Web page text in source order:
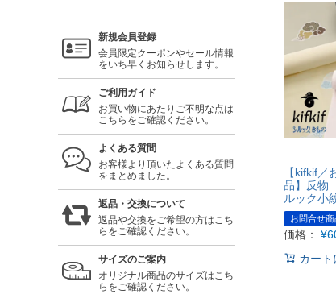
新規会員登録
会員限定クーポンやセール情報
をいち早くお知らせします。
ご利用ガイド
お買い物にあたりご不明な点は
こちらをご確認ください。
よくある質問
お客様より頂いたよくある質問
をまとめました。
返品・交換について
返品や交換をご希望の方はこち
らをご確認ください。
サイズのご案内
オリジナル商品のサイズはこち
らをご確認ください。
【kifkif／
品】反
ルック
お問合せ商
価格： ¥
カート